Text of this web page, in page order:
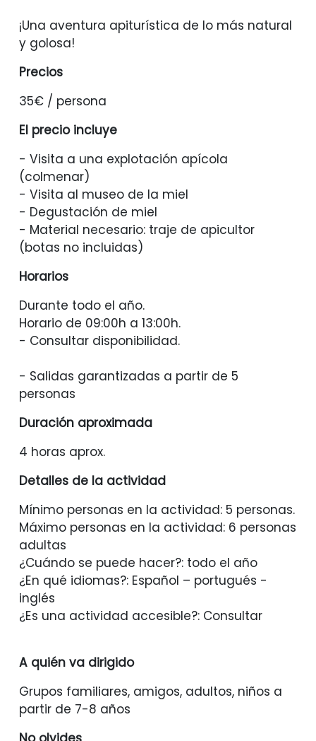
¡Una aventura apiturística de lo más natural
y golosa!
Precios
35€ / persona
El precio incluye
- Visita a una explotación apícola
(colmenar)
- Visita al museo de la miel
- Degustación de miel
- Material necesario: traje de apicultor
(botas no incluidas)
Horarios
Durante todo el año.
Horario de 09:00h a 13:00h.
- Consultar disponibilidad.
- Salidas garantizadas a partir de 5
personas
Duración aproximada
4 horas aprox.
Detalles de la actividad
Mínimo personas en la actividad: 5 personas.
Máximo personas en la actividad: 6 personas
adultas
¿Cuándo se puede hacer?: todo el año
¿En qué idiomas?: Español – portugués -
inglés
¿Es una actividad accesible?: Consultar
A quién va dirigido
Grupos familiares, amigos, adultos, niños a
partir de 7-8 años